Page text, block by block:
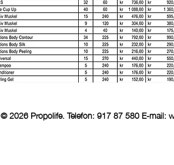
© 2026 Propolife. Telefon: 917 87 580 E-mail: